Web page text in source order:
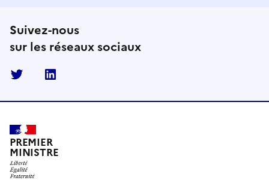
Suivez-nous
sur les réseaux sociaux
Twitter
PREMIER
MINISTRE